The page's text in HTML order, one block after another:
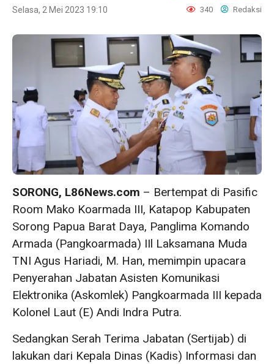
Selasa, 2 Mei 2023 19:10 340 Redaksi
SORONG, L86News.com – Bertempat di Pasific
Room Mako Koarmada III, Katapop Kabupaten
Sorong Papua Barat Daya, Panglima Komando
Armada (Pangkoarmada) IIl Laksamana Muda
TNI Agus Hariadi, M. Han, memimpin upacara
Penyerahan Jabatan Asisten Komunikasi
Elektronika (Askomlek) Pangkoarmada III kepada
Kolonel Laut (E) Andi Indra Putra.
Sedangkan Serah Terima Jabatan (Sertijab) di
lakukan dari Kepala Dinas (Kadis) Informasi dan